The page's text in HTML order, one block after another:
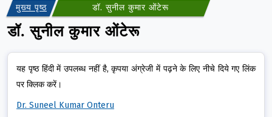
मुख्य पृष्ठ डॉ. सुनील कुमार ओंटेरू
डॉ. सुनील कुमार ओंटेरू
यह पृष्ठ हिंदी में उपलब्ध नहीं है, कृपया अंग्रेजी में पढ़ने के लिए नीचे दिये गए लिंक
पर क्लिक करें।
Dr. Suneel Kumar Onteru